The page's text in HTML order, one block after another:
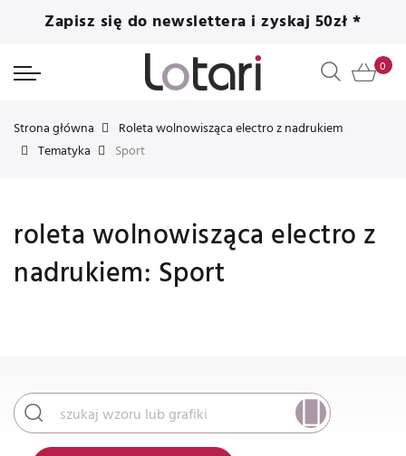
Zapisz się do newslettera i zyskaj 50zł *
Strona główna
Roleta wolnowisząca electro z nadrukiem
Tematyka
Sport
roleta wolnowisząca electro z
nadrukiem: Sport